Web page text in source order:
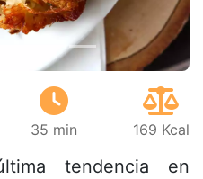
35 min 169 Kcal
tendencia en